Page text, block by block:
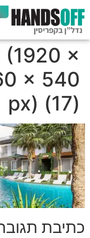
×
× 540
px) (17)
כתיבת